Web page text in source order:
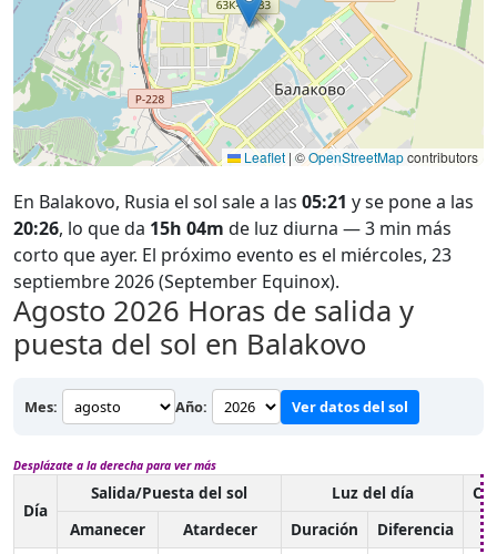
Leaflet |©OpenStreetMapcontributors
En Balakovo, Rusia el sol sale a las 05:21 y se pone a las
20:26, lo que da 15h 04m de luz diurna — 3 min más
corto que ayer. El próximo evento es el miércoles, 23
septiembre 2026 (September Equinox).
Agosto 2026 Horas de salida y
puesta del sol en Balakovo
Mes: Año: Ver datos del sol
Desplázate a la derecha para ver más
Día
Salida/Puesta del sol Luz del día
Amanecer
Atardecer Duración Diferencia